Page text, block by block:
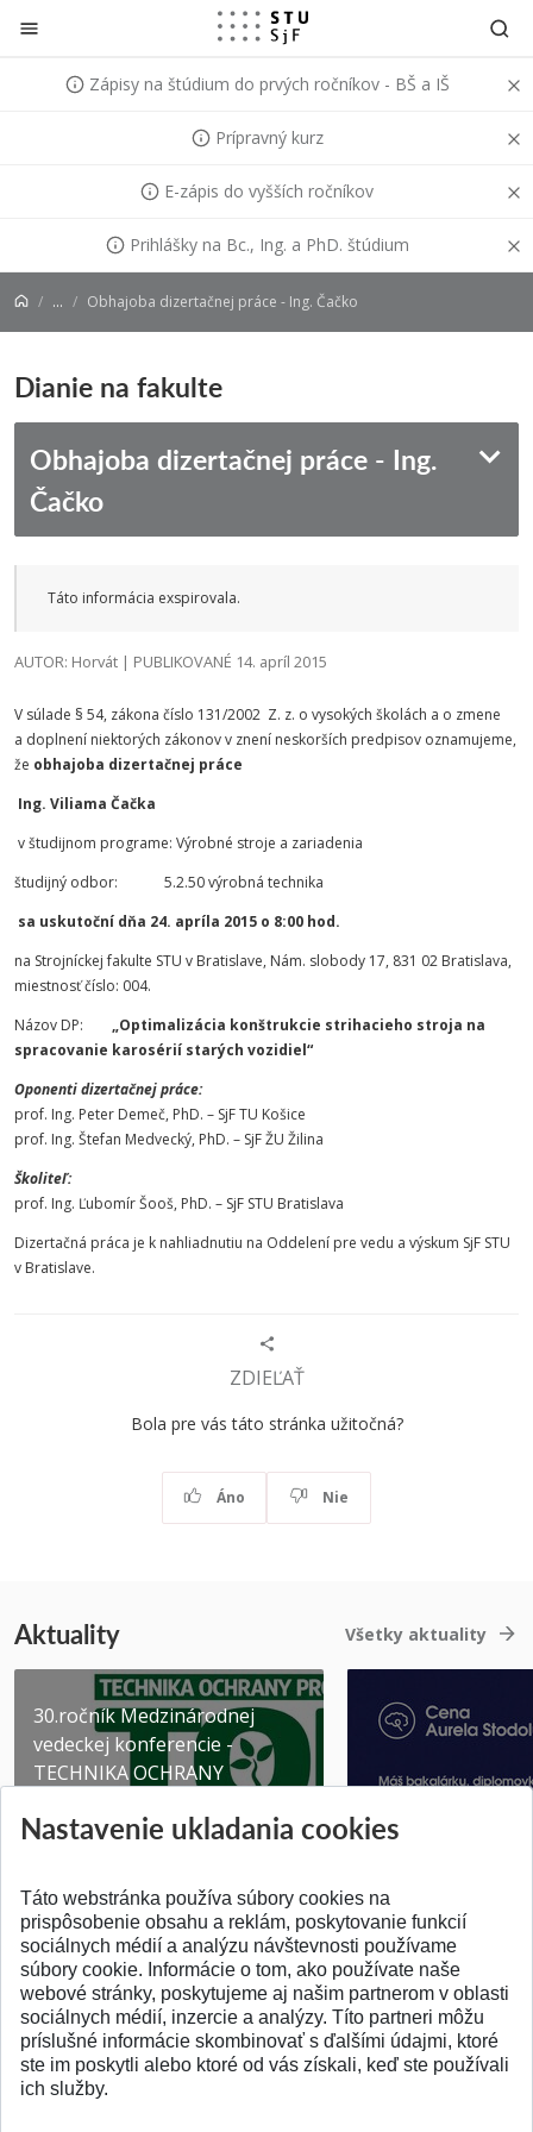
Prejsť na obsah
Zápisy na štúdium do prvých ročníkov - BŠ a IŠ
Prípravný kurz
E-zápis do vyšších ročníkov
Prihlášky na Bc., Ing. a PhD. štúdium
... Obhajoba dizertačnej práce - Ing. Čačko
Dianie na fakulte
Obhajoba dizertačnej práce - Ing.
Čačko
Táto informácia exspirovala.
AUTOR: Horvát | PUBLIKOVANÉ 14. apríl 2015
V súlade § 54, zákona číslo 131/2002 Z. z. o vysokých školách a o zmene
a doplnení niektorých zákonov v znení neskorších predpisov oznamujeme,
že obhajoba dizertačnej práce
Ing. Viliama Čačka
v študijnom programe: Výrobné stroje a zariadenia
študijný odbor: 5.2.50 výrobná technika
sa uskutoční dňa 24. apríla 2015 o 8:00 hod.
na Strojníckej fakulte STU v Bratislave, Nám. slobody 17, 831 02 Bratislava,
miestnosť číslo: 004.
Názov DP: „Optimalizácia konštrukcie strihacieho stroja na
spracovanie karosérií starých vozidiel“
Oponenti dizertačnej práce:
prof. Ing. Peter Demeč, PhD. – SjF TU Košice
prof. Ing. Štefan Medvecký, PhD. – SjF ŽU Žilina
Školiteľ:
prof. Ing. Ľubomír Šooš, PhD. – SjF STU Bratislava
Dizertačná práca je k nahliadnutiu na Oddelení pre vedu a výskum SjF STU
v Bratislave.
ZDIEĽAŤ
Bola pre vás táto stránka užitočná?
Áno Nie
Aktuality Všetky aktuality
30.ročník Medzinárodnej
vedeckej konferencie -
TECHNIKA OCHRANY
Pridané 03.08.2026 Pridané 07.07.2026
SPÄŤ NA VRCH
Nastavenie ukladania cookies
Táto webstránka používa súbory cookies na
prispôsobenie obsahu a reklám, poskytovanie funkcií
sociálnych médií a analýzu návštevnosti používame
súbory cookie. Informácie o tom, ako používate naše
webové stránky, poskytujeme aj našim partnerom v oblasti
sociálnych médií, inzercie a analýzy. Títo partneri môžu
príslušné informácie skombinovať s ďalšími údajmi, ktoré
ste im poskytli alebo ktoré od vás získali, keď ste používali
ich služby.